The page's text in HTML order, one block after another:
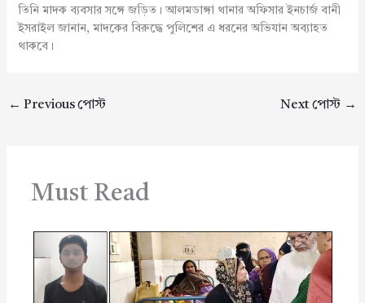
তিনি মাদক ব্যবসার সঙ্গে জড়িত। আলমডাঙ্গা থানার অফিসার ইনচার্জ বানী
ইসরাইল জানান, মাদকের বিরুদ্ধে পুলিশের এ ধরনের অভিযান অব্যাহত
থাকবে।
← Previous পোস্ট Next পোস্ট →
Must Read